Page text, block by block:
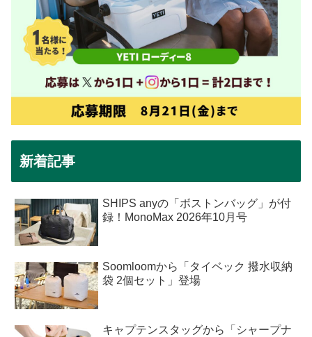
新着記事
SHIPS anyの「ボストンバッグ」が付
録！MonoMax 2026年10月号
Soomloomから「タイベック 撥水収納
袋 2個セット」登場
キャプテンスタッグから「シャープナ